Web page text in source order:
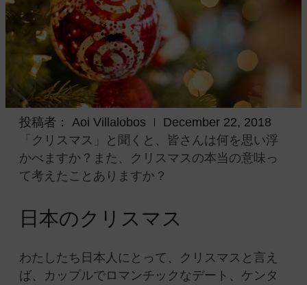
投稿者： Aoi Villalobos
December 22, 2018
「クリスマス」と聞くと、皆さんは何を思い浮
かべますか？また、クリスマスの本当の意味っ
て考えたことありますか？
日本のクリスマス
わたしたち日本人にとって、クリスマスと言え
ば、カップルでロマンチックなデート、ケンタ